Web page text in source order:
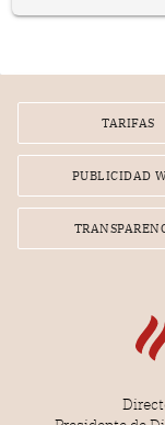
por la frustrada
TARIFAS
PUBLICIDAD